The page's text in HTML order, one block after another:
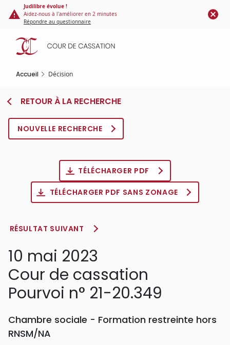
Panneau de gestion des cookies
contenu
principal
Judilibre évolue !
Aidez-nous à l'améliorer en 2 minutes
Répondre au questionnaire
Accueil Décision
RETOUR À LA RECHERCHE
NOUVELLE RECHERCHE
TÉLÉCHARGER PDF
TÉLÉCHARGER PDF SANS ZONAGE
RÉSULTAT SUIVANT
10 mai 2023
Cour de cassation
Pourvoi n° 21-20.349
Chambre sociale - Formation restreinte hors
RNSM/NA